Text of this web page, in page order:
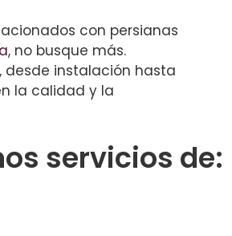
con persianas
, no busque más.
desde instalación hasta
la calidad y la
servicios de: